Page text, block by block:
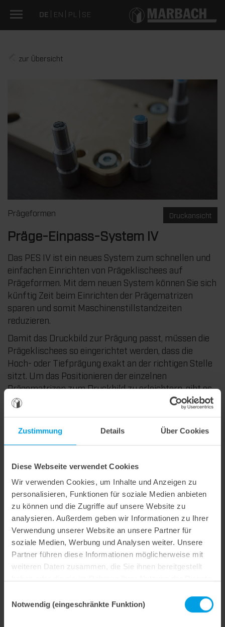
Zustimmung Details Über Cookies
Diese Webseite verwendet Cookies
Wir verwenden Cookies, um Inhalte und Anzeigen zu
personalisieren, Funktionen für soziale Medien anbieten
zu können und die Zugriffe auf unsere Website zu
analysieren. Außerdem geben wir Informationen zu Ihrer
Verwendung unserer Website an unsere Partner für
soziale Medien, Werbung und Analysen weiter. Unsere
Partner führen diese Informationen möglicherweise mit
weiteren Daten zusammen, die Sie ihnen bereitgestellt
Notwendig (eingeschränkte Funktion)
DE EN PL SE
zur Übersicht
Druckansicht
Prägeformen
Präge-Einpass-System IV
Das PES IV ist ein neues System zum schnellen und
einfachen Einrichten von Prägeklischees auf
Prägeformen. Mit dem neuen System können Sie sich
künftig Zeit beim Einrichten der Prägematrizen
sparen und somit Maschinenstillstandzeiten
reduzieren.
Damit das Druckbild zur Prägung passt, müssen die
Prägeklischees so eingerichtet werden, dass die
Hoch- oder Tiefprägung exakt an der richtigen Stelle
sitzt. Um das Positionieren der einzelnen
Prägematrizen zum Druckbild zu erleichtern, gibt es
das Präge-Einpass-System IV entwickelt. Es eignet
sich bestens zum Einsatz bei reinen Prägeformen.
Auf Maß gefertigte Stahlbolzen sorgen dafür, dass
jede einzelne Prägematrize sehr genau auf das
Das Präge-Einpass-System IV zeichnet sich durch
seine sehr einfache Handhabung aus. Es muss nur
einmalig angeschafft werden und ist universell
einsetzbar. Dadurch amortisiert es sich sehr schnell.
Natürlich müssen die Prägeformen für den Einsatz
des Präge-Einpass-Systems im Vorfeld speziell
vorbereitet sein.
Rüstzeitreduzierung
universell einsetzbar